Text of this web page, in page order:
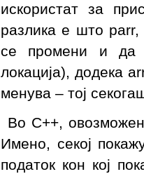
искористат за
разлика е што
се промени и да
локација), додека
менува – тој
Во C++,
Имено, секој
податок кон кој